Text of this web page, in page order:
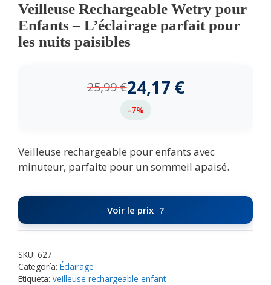
Veilleuse Rechargeable Wetry pour
Enfants – L’éclairage parfait pour
les nuits paisibles
25,99€24,17 €
-7%
Veilleuse rechargeable pour enfants avec
minuteur, parfaite pour un sommeil apaisé.
Voir le prix
SKU: 627
Categoría: Éclairage
Etiqueta: veilleuse rechargeable enfant